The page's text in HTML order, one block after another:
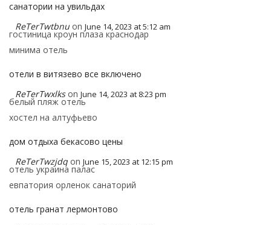
санатории на увильдах
ReTerTwtbnu on June 14, 2023 at 5:12 am
гостиница кроун плаза краснодар
минима отель
отели в витязево все включено
ReTerTwxlks on June 14, 2023 at 8:23 pm
белый пляж отель
хостел на алтуфьево
дом отдыха бекасово цены
ReTerTwzjdq on June 15, 2023 at 12:15 pm
отель украина палас
евпатория орленок санаторий
отель гранат лермонтово